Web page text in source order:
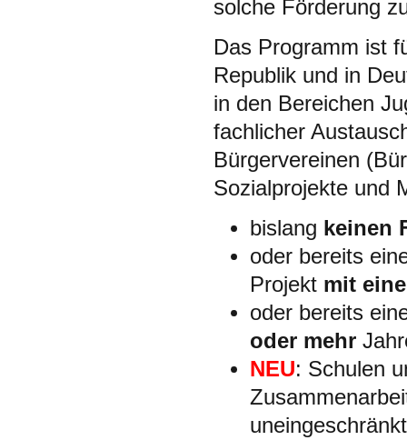
solche Förderung
Das Programm ist
Republik und in
in den Bereichen
fachlicher
Bürgervereinen
Sozialprojekte und
bislang keinen
oder bereits
Projekt mit
oder bereits
oder mehr
NEU: Schulen